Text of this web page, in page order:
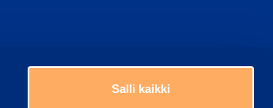
Salli kaikki